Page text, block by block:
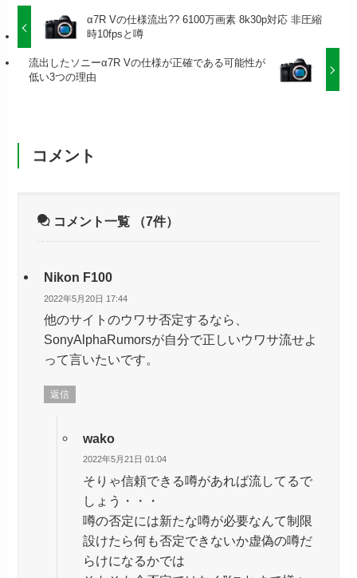
α7R Vの仕様流出?? 6100万画素 8k30p対応 非圧縮
時10fpsと噂
流出したソニーα7R Vの仕様が正確である可能性が
低い3つの理由
コメント
コメント一覧 （7件）
Nikon F100
2022年5月20日 17:44
他のサイトのウワサ否定するなら、
SonyAlphaRumorsが自分で正しいウワサ流せよ
って言いたいです。
返信
wako
2022年5月21日 01:04
そりゃ信頼できる噂があれば流してるで
しょう・・・
噂の否定には新たな噂が必要なんて制限
設けたら何も否定できないか虚偽の噂だ
らけになるかでは